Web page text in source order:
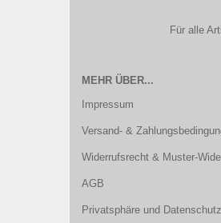
Für alle
MEHR ÜBER...
Impressum
Versand- &
Widerrufsrecht & Muster-
AGB
Privatsphäre und Datenschutz